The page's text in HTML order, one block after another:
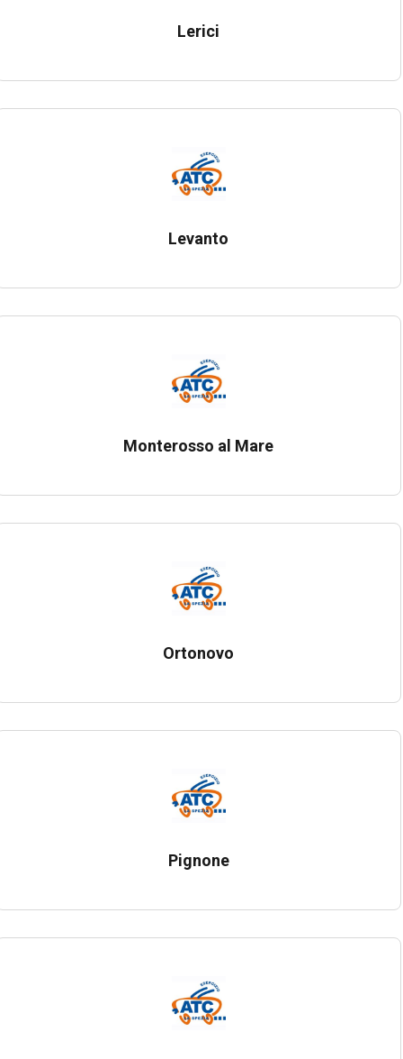
Lerici
Levanto
Monterosso al Mare
Ortonovo
Pignone